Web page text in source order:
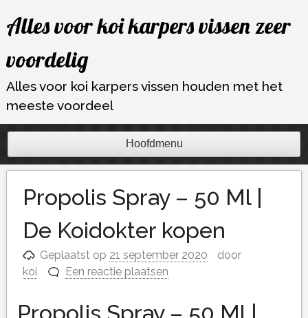
naar
inhoud
Alles voor koi karpers vissen zeer
voordelig
Alles voor koi karpers vissen houden met het
meeste voordeel
Hoofdmenu
Propolis Spray – 50 Ml |
De Koidokter kopen
Geplaatst op 21 september 2020
door
koi
Een reactie plaatsen